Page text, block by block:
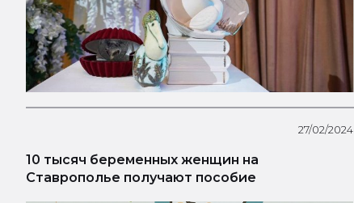
27/02/2024
10 тысяч беременных женщин на
Ставрополье получают пособие